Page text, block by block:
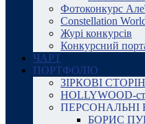
Фотоконкурс
Constellation
Журі конкурсів
Конкурсний
ЧАРТ
ПОРТФОЛІО
ЗІРКОВІ
HOLLYWOOD-
ПЕРСОНАЛЬНІ
БОРИС